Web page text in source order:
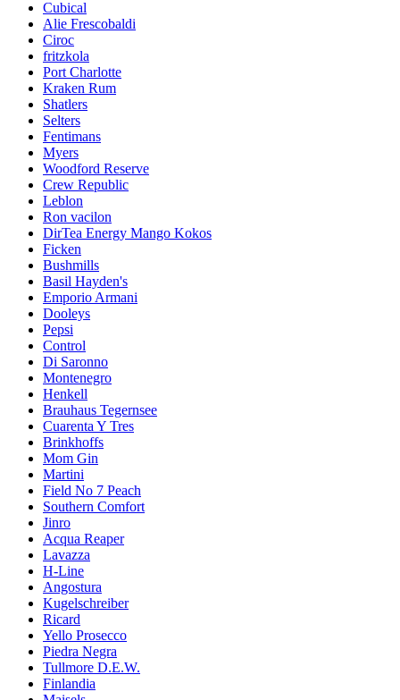
Cubical
Alie Frescobaldi
Ciroc
fritzkola
Port Charlotte
Kraken Rum
Shatlers
Selters
Fentimans
Myers
Woodford Reserve
Crew Republic
Leblon
Ron vacilon
DirTea Energy Mango Kokos
Ficken
Bushmills
Basil Hayden's
Emporio Armani
Dooleys
Pepsi
Control
Di Saronno
Montenegro
Henkell
Brauhaus Tegernsee
Cuarenta Y Tres
Brinkhoffs
Mom Gin
Martini
Field No 7 Peach
Southern Comfort
Jinro
Acqua Reaper
Lavazza
H-Line
Angostura
Kugelschreiber
Ricard
Yello Prosecco
Piedra Negra
Tullmore D.E.W.
Finlandia